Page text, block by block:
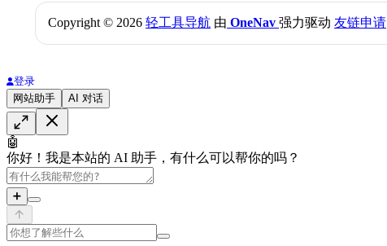
Copyright © 2026 轻工具导航 由 OneNav 强力驱动 友链申请
登录
网站助手
AI 对话
🤖
你好！我是本站的 AI 助手，有什么可以帮你的吗？
➕